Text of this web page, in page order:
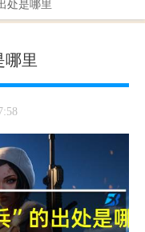
哪里